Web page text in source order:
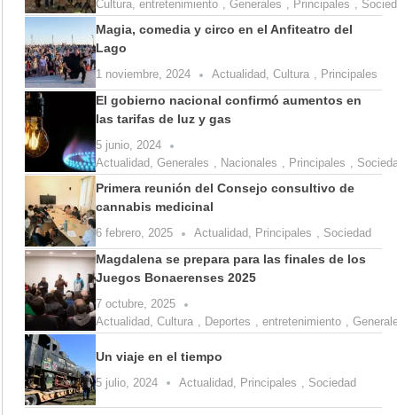
Cultura, entretenimiento , Generales , Principales ,
Magia, comedia y circo en el Anfiteatro del
Lago
1 noviembre, 2024 Actualidad, Cultura , Principales
El gobierno nacional confirmó aumentos en
las tarifas de luz y gas
5 junio, 2024
Actualidad, Generales , Nacionales , Principales ,
Primera reunión del Consejo consultivo de
cannabis medicinal
6 febrero, 2025 Actualidad, Principales , Sociedad
Magdalena se prepara para las finales de los
Juegos Bonaerenses 2025
7 octubre, 2025
Actualidad, Cultura , Deportes , entretenimiento ,
Un viaje en el tiempo
5 julio, 2024 Actualidad Principales Sociedad